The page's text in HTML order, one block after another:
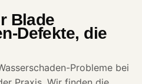
Blade
Defekte, die
Probleme bei